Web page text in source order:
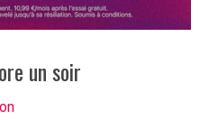
un soir